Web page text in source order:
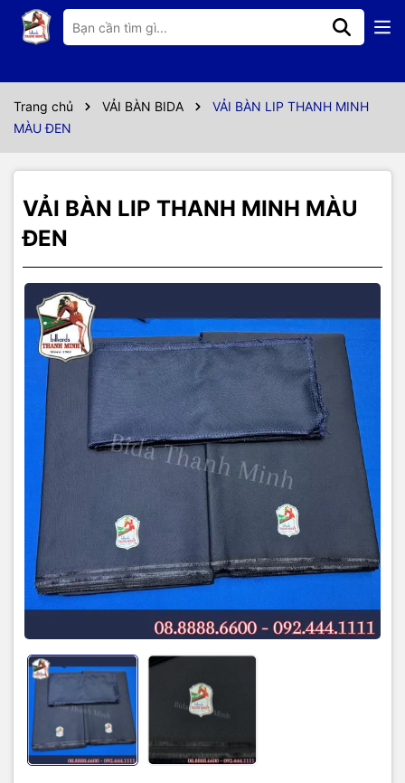
Trang chủ VẢI BÀN BIDA
VẢI BÀN LIP THANH MINH
MÀU ĐEN
VẢI BÀN LIP THANH MINH MÀU
ĐEN
Thông số kỹ thuật
CHẤT VẢI XI TAIWAN CHẠY NHANH VÀ ĐẦM BI